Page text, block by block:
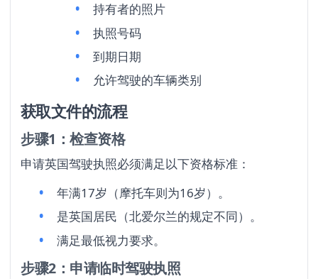
持有者的照片
执照号码
到期日期
允许驾驶的车辆类别
获取文件的流程
步骤1：检查资格
申请英国驾驶执照必须满足以下资格标准：
年满17岁（摩托车则为16岁）。
是英国居民（北爱尔兰的规定不同）。
满足最低视力要求。
步骤2：申请临时驾驶执照